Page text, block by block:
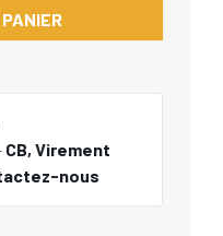
CB, Virement
nous